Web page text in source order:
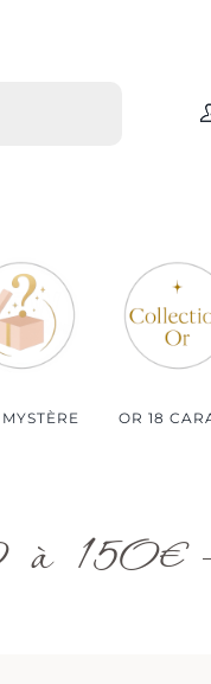
Bijoux Homme
Bijoux Enfant
OR 18
à 150€